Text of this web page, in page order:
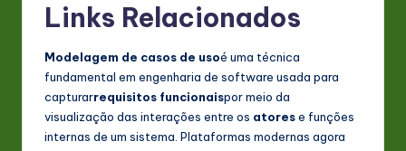
Links Relacionados
Modelagem de casos de usoé uma técnica
fundamental em engenharia de software usada para
capturarrequisitos funcionaispor meio da
visualização das interações entre os atorese funções
internas de um sistema. Plataformas modernas agora